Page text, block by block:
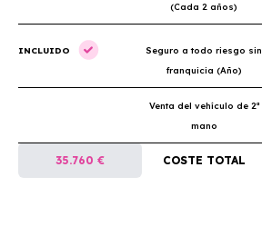
(Cada 2 años)
INCLUIDO
Seguro a todo riesgo sin
franquicia (Año)
Venta del vehículo de 2ª
mano
35.760 € COSTE TOTAL